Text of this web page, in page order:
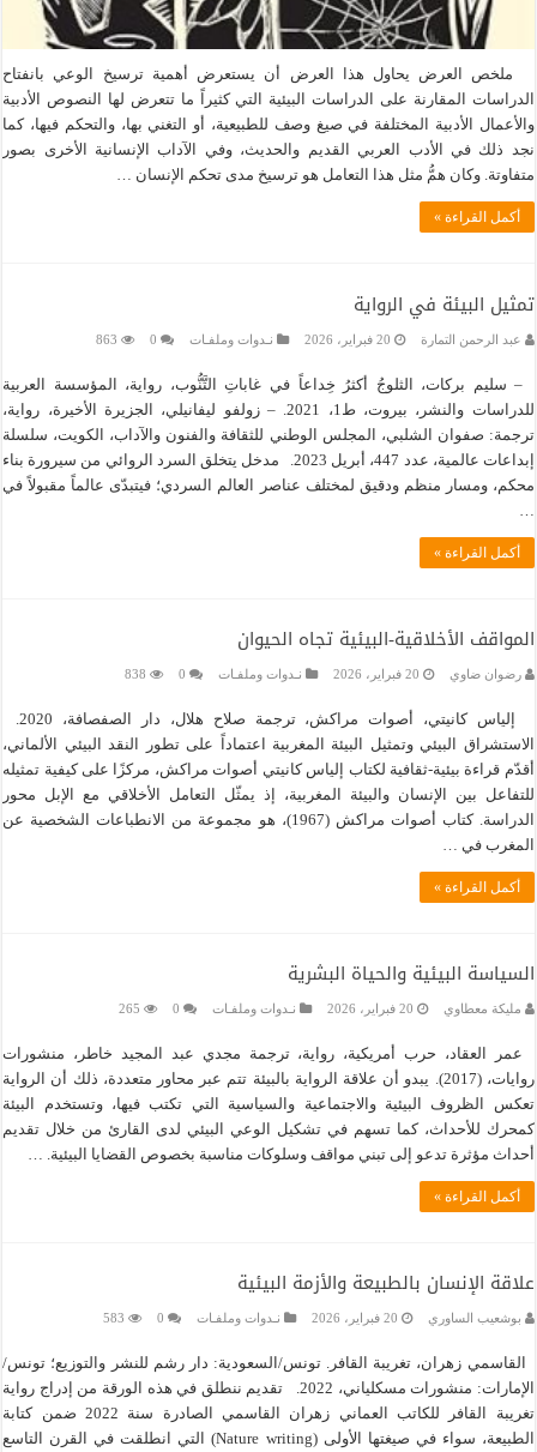
ملخص العرض يحاول هذا العرض أن يستعرض أهمية ترسيخ الوعي بانفتاح
الدراسات المقارنة على الدراسات البيئية التي كثيراً ما تتعرض لها النصوص الأدبية
والأعمال الأدبية المختلفة في صيغ وصف للطبيعية، أو التغني بها، والتحكم فيها، كما
نجد ذلك في الأدب العربي القديم والحديث، وفي الآداب الإنسانية الأخرى بصور
متفاوتة. وكان همُّ مثل هذا التعامل هو ترسيخ مدى تحكم الإنسان …
أكمل القراءة »
تمثيل البيئة في الرواية
عبد الرحمن التمارة 20 فبراير، 2026 نـدوات وملفـات 0
863
– سليم بركات، الثلوجُ أكثرُ خِداعاً في غاباتِ التَّنُّوب، رواية، المؤسسة العربية
للدراسات والنشر، بيروت، ط1، 2021. – زولفو ليفانيلي، الجزيرة الأخيرة، رواية،
ترجمة: صفوان الشلبي، المجلس الوطني للثقافة والفنون والآداب، الكويت، سلسلة
إبداعات عالمية، عدد 447، أبريل 2023. مدخل يتخلق السرد الروائي من سيرورة بناء
محكم، ومسار منظم ودقيق لمختلف عناصر العالم السردي؛ فيتبدّى عالماً مقبولاً في
أكمل القراءة »
المواقف الأخلاقية-البيئية تجاه الحيوان
رضوان ضاوي 20 فبراير، 2026 نـدوات وملفـات 0
838
إلياس كانيتي، أصوات مراكش، ترجمة صلاح هلال، دار الصفصافة، 2020.
الاستشراق البيئي وتمثيل البيئة المغربية اعتماداً على تطور النقد البيئي الألماني،
أقدّم قراءة بيئية-ثقافية لكتاب إلياس كانيتي أصوات مراكش، مركزًا على كيفية تمثيله
للتفاعل بين الإنسان والبيئة المغربية، إذ يمثّل التعامل الأخلاقي مع الإبل محور
الدراسة. كتاب أصوات مراكش (1967)، هو مجموعة من الانطباعات الشخصية عن
المغرب في …
أكمل القراءة »
السياسة البيئية والحياة البشرية
مليكة معطاوي 20 فبراير، 2026 نـدوات وملفـات 0
265
عمر العقاد، حرب أمريكية، رواية، ترجمة مجدي عبد المجيد خاطر، منشورات
روايات، (2017). يبدو أن علاقة الرواية بالبيئة تتم عبر محاور متعددة، ذلك أن الرواية
تعكس الظروف البيئية والاجتماعية والسياسية التي تكتب فيها، وتستخدم البيئة
كمحرك للأحداث، كما تسهم في تشكيل الوعي البيئي لدى القارئ من خلال تقديم
أحداث مؤثرة تدعو إلى تبني مواقف وسلوكات مناسبة بخصوص القضايا البيئية. …
أكمل القراءة »
علاقة الإنسان بالطبيعة والأزمة البيئية
بوشعيب الساوري 20 فبراير، 2026 نـدوات وملفـات 0
583
القاسمي زهران، تغريبة القافر. تونس/السعودية: دار رشم للنشر والتوزيع؛ تونس/
الإمارات: منشورات مسكلياني، 2022. تقديم ننطلق في هذه الورقة من إدراج رواية
تغريبة القافر للكاتب العماني زهران القاسمي الصادرة سنة 2022 ضمن كتابة
الطبيعة، سواء في صيغتها الأولى (Nature writing) التي انطلقت في القرن التاسع